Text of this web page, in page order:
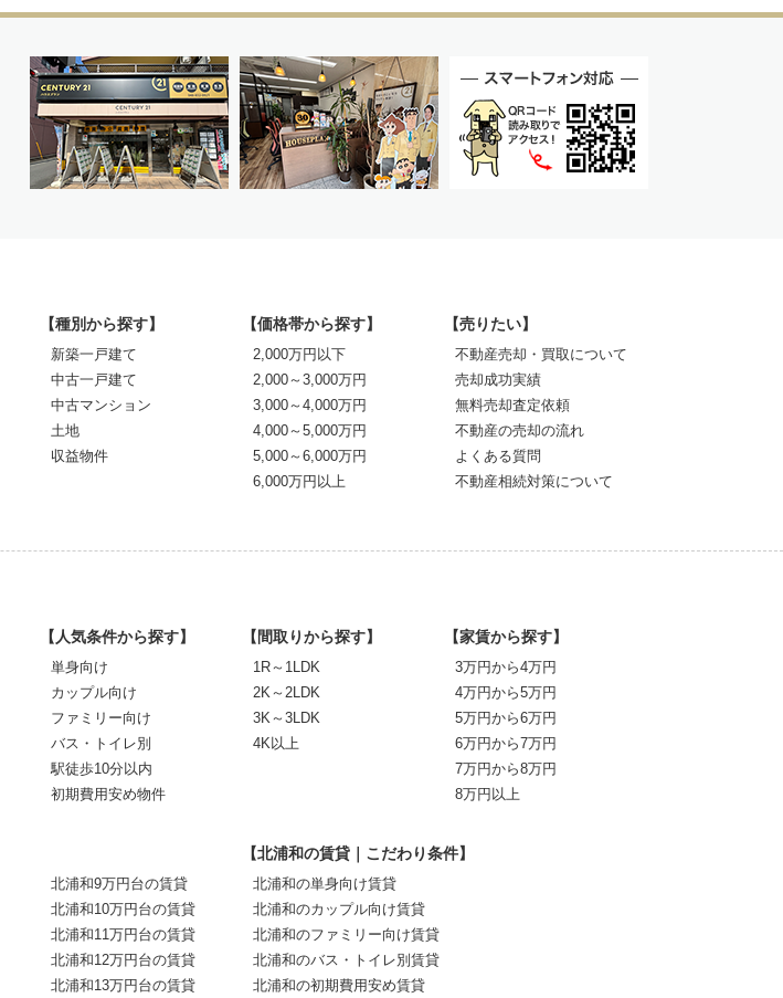
【種別から探す】
新築一戸建て
中古一戸建て
中古マンション
土地
収益物件
【価格帯から探す】
2,000万円以下
2,000～3,000万円
3,000～4,000万円
4,000～5,000万円
5,000～6,000万円
6,000万円以上
【売りたい】
不動産売却・買取について
売却成功実績
無料売却査定依頼
不動産の売却の流れ
よくある質問
不動産相続対策について
【人気条件から探す】
単身向け
カップル向け
ファミリー向け
バス・トイレ別
駅徒歩10分以内
初期費用安め物件
【間取りから探す】
1R～1LDK
2K～2LDK
3K～3LDK
4K以上
【家賃から探す】
3万円から4万円
4万円から5万円
5万円から6万円
6万円から7万円
7万円から8万円
8万円以上
北浦和9万円台の賃貸
北浦和10万円台の賃貸
北浦和11万円台の賃貸
北浦和12万円台の賃貸
北浦和13万円台の賃貸
【北浦和の賃貸｜こだわり条件】
北浦和の単身向け賃貸
北浦和のカップル向け賃貸
北浦和のファミリー向け賃貸
北浦和のバス・トイレ別賃貸
北浦和の初期費用安め賃貸